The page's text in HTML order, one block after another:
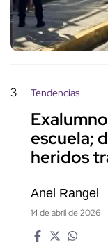
3 Tendencias
escuela;
heridos
Anel Rangel
14 de abril de 2026